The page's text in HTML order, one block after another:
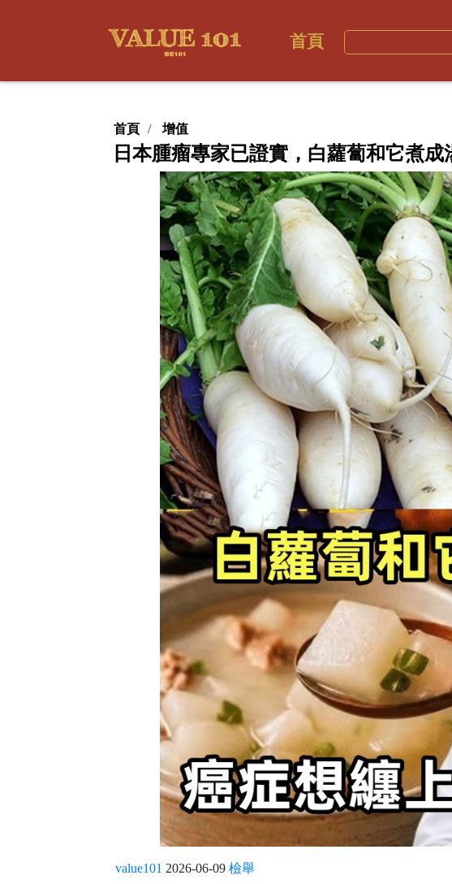
首頁
首頁 增值
日本腫瘤專家已證實，白蘿蔔和它煮
value101 2026-06-09 檢舉